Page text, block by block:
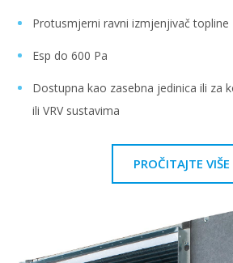
Protusmjerni ravni izmjenjivač topline
Esp do 600 Pa
Dostupna kao zasebna jedinica ili za
ili VRV sustavima
PROČITAJTE VIŠE